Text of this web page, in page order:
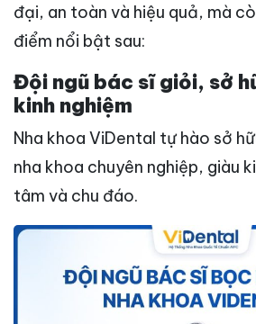
đại, an toàn và hiệu quả, mà
điểm nổi bật sau:
Đội ngũ bác sĩ giỏi, sở
kinh nghiệm
Nha khoa ViDental tự hào sở
nha khoa chuyên nghiệp, giàu
tâm và chu đáo.